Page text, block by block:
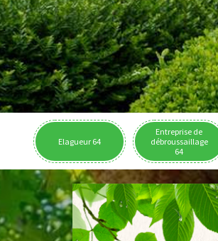
Elagueur 64
Entreprise de
débroussaillage
64